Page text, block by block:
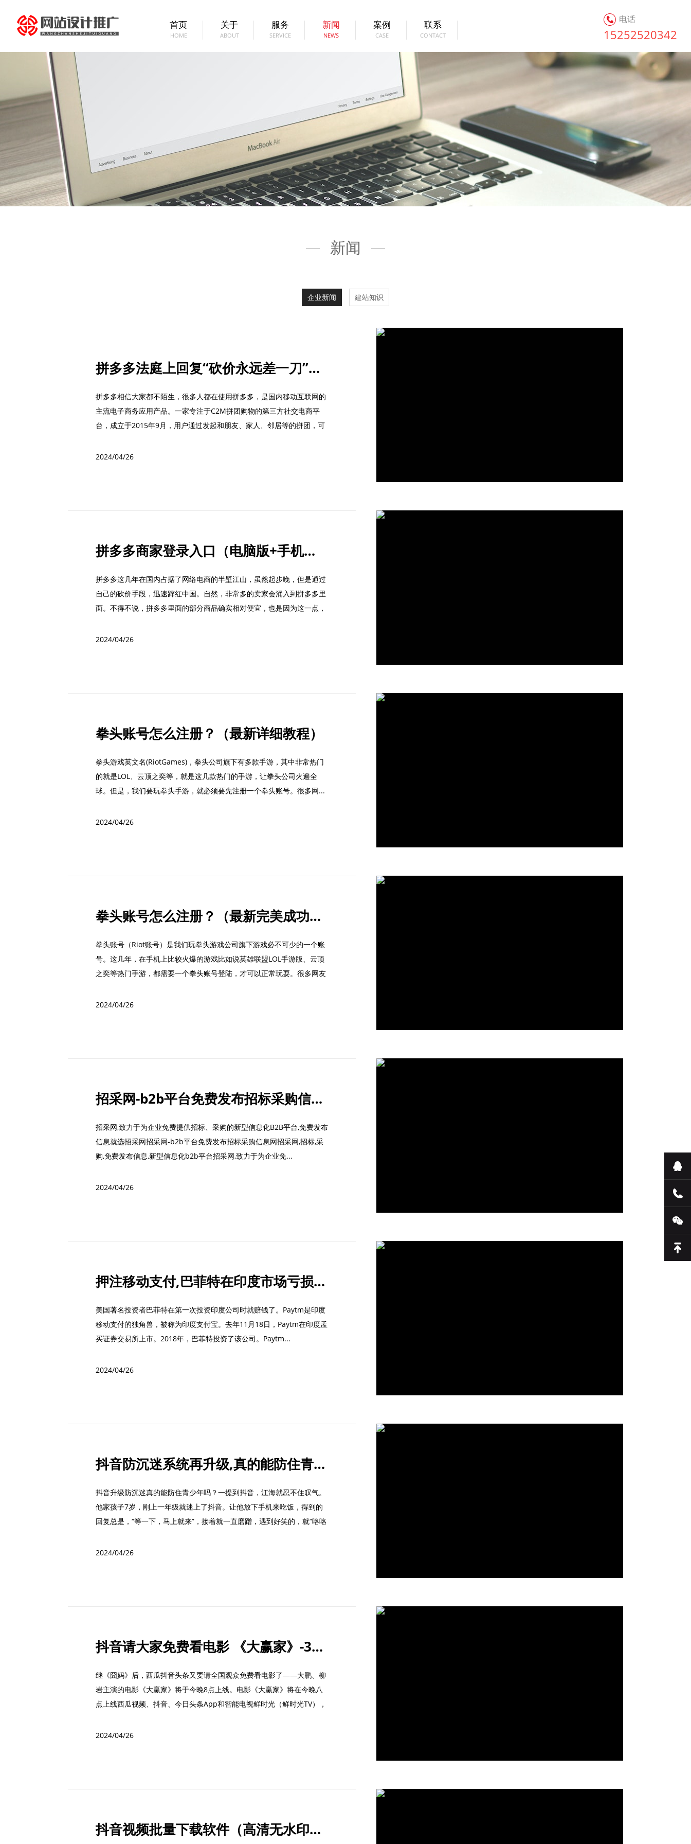
首页
HOME
关于
ABOUT
服务
SERVICE
新闻
NEWS
案例
CASE
联系
CONTACT
电话
15252520342
新闻
企业新闻 建站知识
拼多多法庭上回复“砍价永远差一刀”：小数点后有6位
拼多多相信大家都不陌生，很多人都在使用拼多多，是国内移动互联网的
主流电子商务应用产品。一家专注于C2M拼团购物的第三方社交电商平
台，成立于2015年9月，用户通过发起和朋友、家人、邻居等的拼团，可
2024/04/26
拼多多商家登录入口（电脑版+手机版入口）
拼多多这几年在国内占据了网络电商的半壁江山，虽然起步晚，但是通过
自己的砍价手段，迅速蹿红中国。自然，非常多的卖家会涌入到拼多多里
面。不得不说，拼多多里面的部分商品确实相对便宜，也是因为这一点，
2024/04/26
拳头账号怎么注册？（最新详细教程）
拳头游戏英文名(RiotGames)，拳头公司旗下有多款手游，其中非常热门
的就是LOL、云顶之奕等，就是这几款热门的手游，让拳头公司火遍全
球。但是，我们要玩拳头手游，就必须要先注册一个拳头账号。很多网...
2024/04/26
拳头账号怎么注册？（最新完美成功教程）
拳头账号（Riot账号）是我们玩拳头游戏公司旗下游戏必不可少的一个账
号。这几年，在手机上比较火爆的游戏比如说英雄联盟LOL手游版、云顶
之奕等热门手游，都需要一个拳头账号登陆，才可以正常玩耍。很多网友
2024/04/26
招采网-b2b平台免费发布招标采购信息网
招采网,致力于为企业免费提供招标、采购的新型信息化B2B平台,免费发布
信息就选招采网招采网-b2b平台免费发布招标采购信息网招采网,招标,采
购,免费发布信息,新型信息化b2b平台招采网,致力于为企业免...
2024/04/26
押注移动支付,巴菲特在印度市场亏损高达35%
美国著名投资者巴菲特在第一次投资印度公司时就赔钱了。Paytm是印度
移动支付的独角兽，被称为印度支付宝。去年11月18日，Paytm在印度孟
买证券交易所上市。2018年，巴菲特投资了该公司。Paytm...
2024/04/26
抖音防沉迷系统再升级,真的能防住青少年吗？
抖音升级防沉迷真的能防住青少年吗？一提到抖音，江海就忍不住叹气。
他家孩子7岁，刚上一年级就迷上了抖音。让他放下手机来吃饭，得到的
回复总是，“等一下，马上就来”，接着就一直磨蹭，遇到好笑的，就“咯咯
2024/04/26
抖音请大家免费看电影 《大赢家》-3月20号 20：00
继《囧妈》后，西瓜抖音头条又要请全国观众免费看电影了——大鹏、柳
岩主演的电影《大赢家》将于今晚8点上线。电影《大赢家》将在今晚八
点上线西瓜视频、抖音、今日头条App和智能电视鲜时光（鲜时光TV），
2024/04/26
抖音视频批量下载软件（高清无水印+一键下载）